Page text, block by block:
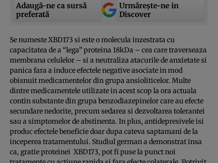
Adaugă-ne ca sursă
preferată
Urmărește-ne in
Discover
Se numeste XBD173 si este o molecula inzestrata cu
capacitatea de a “lega” proteina 18kDa – cea care traverseaza
membrana celulelor – si a neutraliza atacurile de anxietate si
panica fara a induce efectele negative asociate in mod
obisnuit medicamentelor din grupa ansioliticelor. Multe
dintre medicamentele utilizate in acest scop la ora actuala
contin substante din grupa benzodiazepinelor care au efecte
secundare nedorite, precum sedarea si dezvoltarea tolerantei
sau a simptomelor de abstinenta. In plus, antidepresivele isi
produc efectele beneficie doar dupa cateva saptamani de la
inceperea tratamentului. Studiul german a demonstrat insa
ca, gratie proteinei XBD173, pot fi puse la punct noi